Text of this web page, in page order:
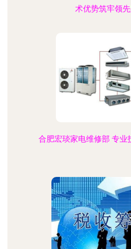
术优势筑牢领
合肥宏琰家电维修部 专业